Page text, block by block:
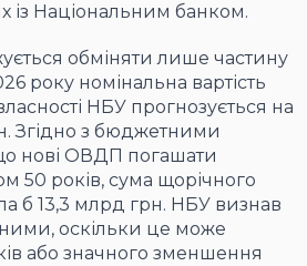
із Національним банком.
обміняти лише частину
року номінальна вартість
НБУ прогнозується на
Згідно з бюджетними
нові ОВДП погашати
50 років, сума щорічного
б 13,3 млрд грн. НБУ визнав
оскільки це може
або значного зменшення